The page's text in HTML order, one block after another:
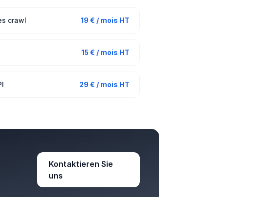
crawl 19 € / mois HT
15 € / mois HT
29 € / mois HT
Kontaktieren Sie
uns